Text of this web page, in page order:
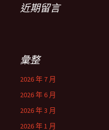
近期留言
彙整
2026 年 7 月
2026 年 6 月
2026 年 3 月
2026 年 1 月